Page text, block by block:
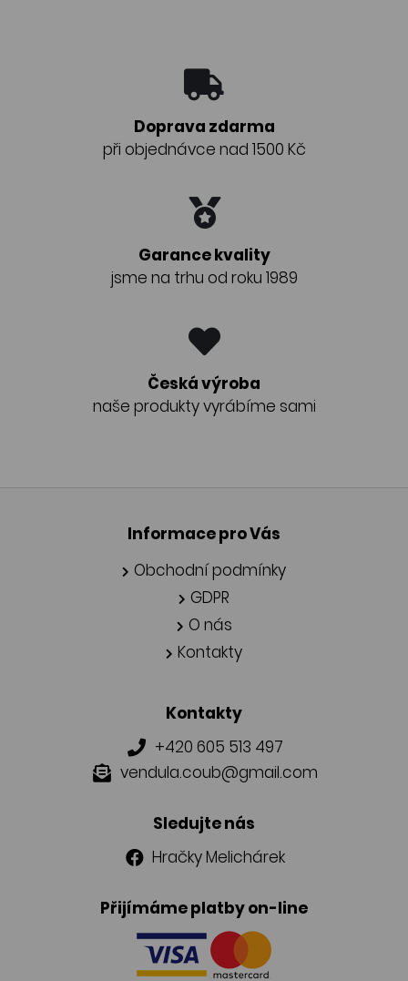
Doprava zdarma
při objednávce nad 1500 Kč
Garance kvality
jsme na trhu od roku 1989
Česká výroba
naše produkty vyrábíme sami
Informace pro Vás
Obchodní podmínky
GDPR
O nás
Kontakty
Kontakty
+420 605 513 497
vendula.coub@gmail.com
Sledujte nás
Hračky Melichárek
Přijímáme platby on-line